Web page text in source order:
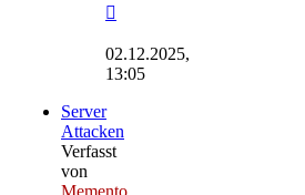
Beitrag
02.12.2025,
13:05
Server
Attacken
Verfasst
von
Memento